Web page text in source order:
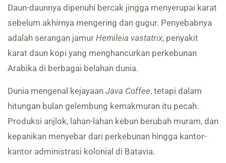
Daun-daunnya dipenuhi bercak jingga menyerupai karat
sebelum akhirnya mengering dan gugur. Penyebabnya
adalah serangan jamur Hemileia vastatrix, penyakit
karat daun kopi yang menghancurkan perkebunan
Arabika di berbagai belahan dunia.
Dunia mengenal kejayaan Java Coffee, tetapi dalam
hitungan bulan gelembung kemakmuran itu pecah.
Produksi anjlok, lahan-lahan kebun berubah muram, dan
kepanikan menyebar dari perkebunan hingga kantor-
kantor administrasi kolonial di Batavia.